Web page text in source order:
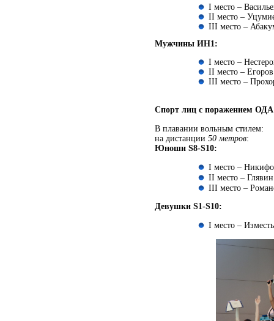
I место –
II место –
III место –
Мужчины ИН1:
I место –
II место –
III место –
Спорт лиц с поражением ОДА
В плавании вольным стилем:
на дистанции 50 метров:
Юноши S8-S10:
I место –
II место –
III место –
Девушки S1-S10:
I место –